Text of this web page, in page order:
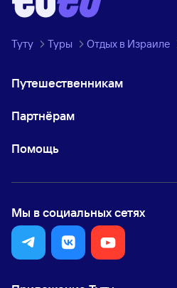
Туту Туры Отдых в Израиле
Путешественникам
Партнёрам
Помощь
Мы в социальных сетях